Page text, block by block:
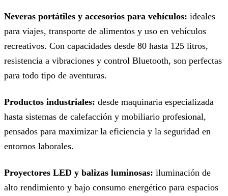
Neveras portátiles y accesorios para vehículos: ideales
para viajes, transporte de alimentos y uso en vehículos
recreativos. Con capacidades desde 80 hasta 125 litros,
resistencia a vibraciones y control Bluetooth, son perfectas
para todo tipo de aventuras.
Productos industriales: desde maquinaria especializada
hasta sistemas de calefacción y mobiliario profesional,
pensados para maximizar la eficiencia y la seguridad en
entornos laborales.
Proyectores LED y balizas luminosas: iluminación de
alto rendimiento y bajo consumo energético para espacios